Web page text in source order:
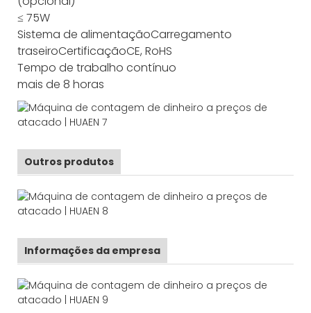
≤ 75W
Sistema de alimentaçãoCarregamento
traseiroCertificaçãoCE, RoHS
Tempo de trabalho contínuo
mais de 8 horas
Outros produtos
Informações da empresa